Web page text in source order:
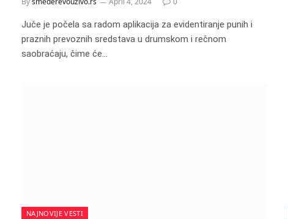
Juče je počela sa radom aplikacija za evidentiranje punih i
praznih prevoznih sredstava u drumskom i rečnom
saobraćaju, čime će…
NAJNOVIJE VESTI